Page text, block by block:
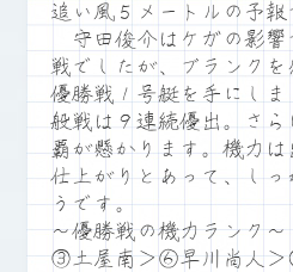
追い風５メートルの予報
守田俊介はケガの影響
戦でしたが、ブランク
優勝戦１号艇を手にし
般戦は９連続優出。さ
覇が懸かります。機力
仕上がりとあって、しっ
うです。
～優勝戦の機力ランク～
③土屋南＞⑥早川尚人